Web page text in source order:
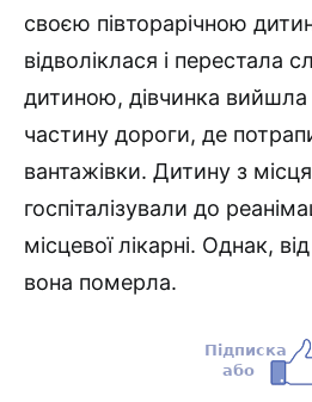
своєю півторарічною
відволіклася і перестала
дитиною, дівчинка
частину дороги, де
вантажівки. Дитину з місця
госпіталізували до
місцевої лікарні. Однак,
вона померла.